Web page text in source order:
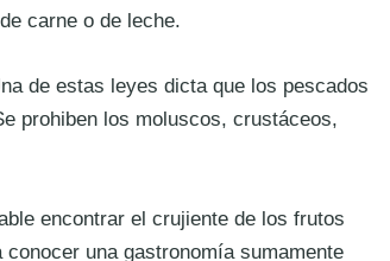
carne o de leche.
de estas leyes dicta que los pescados
prohiben los moluscos, crustáceos,
encontrar el crujiente de los frutos
una gastronomía sumamente